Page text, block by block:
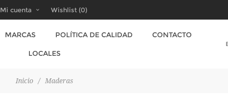
Mi cuenta Wishlist (0)
MARCAS POLÍTICA DE CALIDAD CONTACTO
LOCALES
Inicio / Maderas